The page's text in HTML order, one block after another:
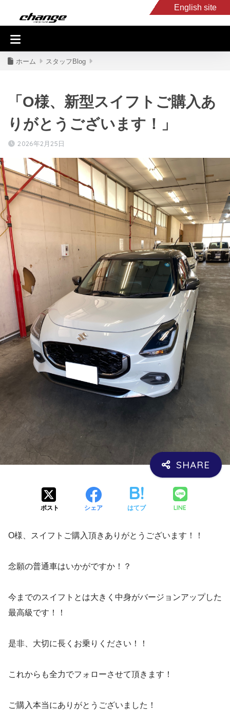
English site
入庫車情報
ホーム スタッフBlog
「O様、新型スイフトご購入あ
りがとうございます！」
2026年2月25日
ポスト シェア はてブ LINE
O様、スイフトご購入頂きありがとうございます！！
念願の普通車はいかがですか！？
今までのスイフトとは大きく中身がバージョンアップした
最高級です！！
是非、大切に長くお乗りください！！
これからも全力でフォローさせて頂きます！
ご購入本当にありがとうございました！